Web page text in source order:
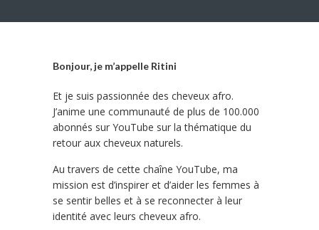
Bonjour, je m’appelle Ritini
Et je suis passionnée des cheveux afro.
J’anime une communauté de plus de 100.000
abonnés sur YouTube sur la thématique du
retour aux cheveux naturels.
Au travers de cette chaîne YouTube, ma
mission est d’inspirer et d’aider les femmes à
se sentir belles et à se reconnecter à leur
identité avec leurs cheveux afro.